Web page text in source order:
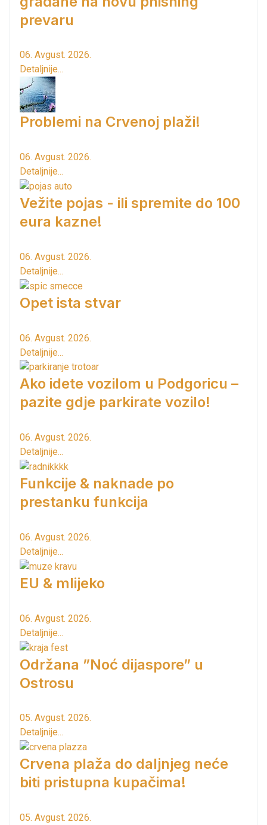
prevaru
06. Avgust. 2026.
Detaljnije...
Problemi na Crvenoj plaži!
06. Avgust. 2026.
Detaljnije...
Vežite pojas - ili spremite do 100
eura kazne!
06. Avgust. 2026.
Detaljnije...
Opet ista stvar
06. Avgust. 2026.
Detaljnije...
Ako idete vozilom u Podgoricu –
pazite gdje parkirate vozilo!
06. Avgust. 2026.
Detaljnije...
Funkcije & naknade po
prestanku funkcija
06. Avgust. 2026.
Detaljnije...
EU & mlijeko
06. Avgust. 2026.
Detaljnije...
Održana ”Noć dijaspore” u
Ostrosu
05. Avgust. 2026.
Detaljnije...
Crvena plaža do daljnjeg neće
biti pristupna kupačima!
05. Avgust. 2026.